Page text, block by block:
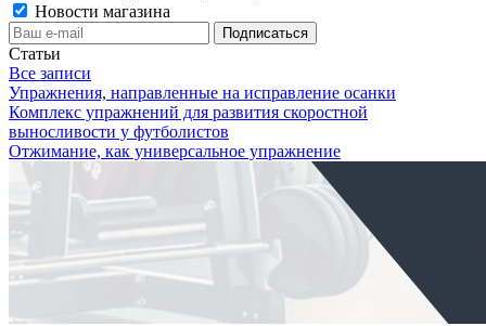
Новости магазина
Статьи
Все записи
Упражнения, направленные на исправление осанки
Комплекс упражнений для развития скоростной
выносливости у футболистов
Отжимание, как универсальное упражнение